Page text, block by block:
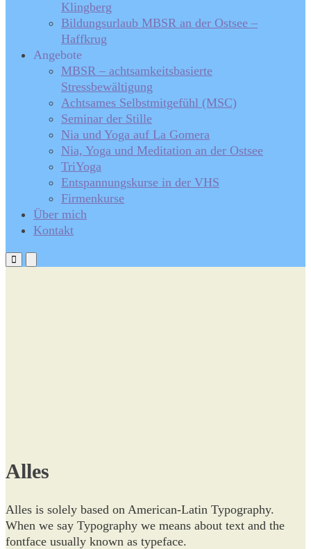
Klingberg
Bildungsurlaub MBSR an der Ostsee –
Haffkrug
Angebote
MBSR – achtsamkeitsbasierte
Stressbewältigung
Achtsames Selbstmitgefühl (MSC)
Seminar der Stille
Nia und Yoga auf La Gomera
Nia, Yoga und Meditation an der Ostsee
TriYoga
Entspannungskurse in der VHS
Firmenkurse
Über mich
Kontakt
Primary
MenuMenu
Alles
Alles is solely based on American-Latin Typography.
When we say Typography we means about text and the
fontface usually known as typeface.